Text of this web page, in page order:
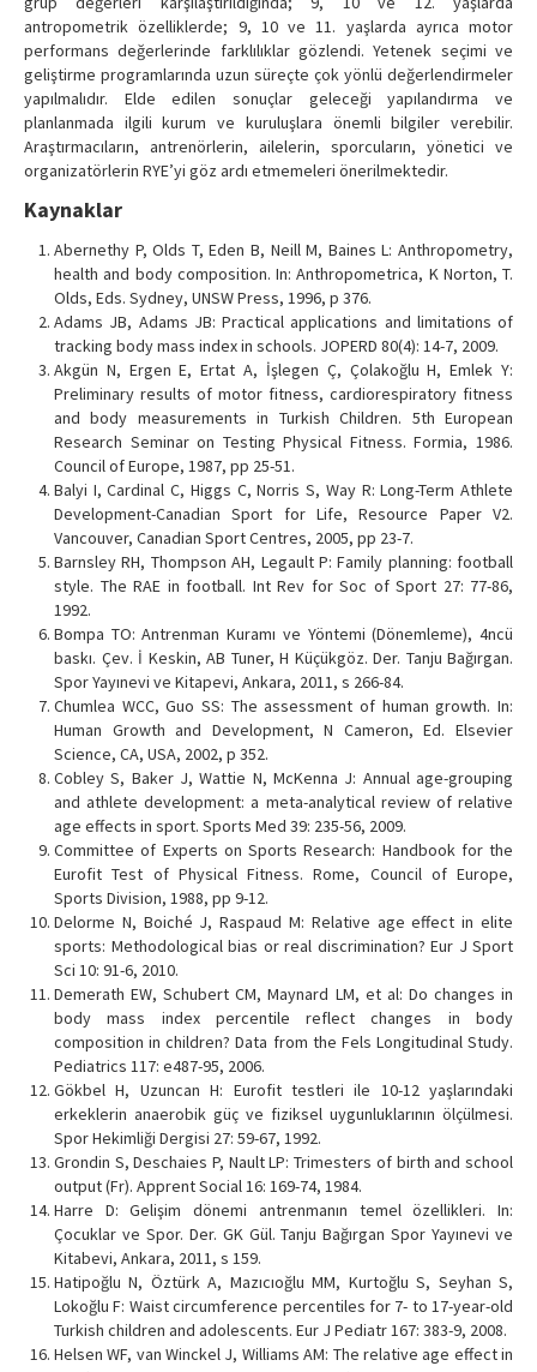
antropometrik özelliklerde; 9, 10 ve 11. yaşlarda ayrıca motor
performans değerlerinde farklılıklar gözlendi. Yetenek seçimi ve
geliştirme programlarında uzun süreçte çok yönlü değerlendirmeler
yapılmalıdır. Elde edilen sonuçlar geleceği yapılandırma ve
planlanmada ilgili kurum ve kuruluşlara önemli bilgiler verebilir.
Araştırmacıların, antrenörlerin, ailelerin, sporcuların, yönetici ve
organizatörlerin RYE’yi göz ardı etmemeleri önerilmektedir.
Kaynaklar
Abernethy P, Olds T, Eden B, Neill M, Baines L: Anthropometry,
health and body composition. In: Anthropometrica, K Norton, T.
Olds, Eds. Sydney, UNSW Press, 1996, p 376.
Adams JB, Adams JB: Practical applications and limitations of
tracking body mass index in schools. JOPERD 80(4): 14-7, 2009.
Akgün N, Ergen E, Ertat A, İşlegen Ç, Çolakoğlu H, Emlek Y:
Preliminary results of motor fitness, cardiorespiratory fitness
and body measurements in Turkish Children. 5th European
Research Seminar on Testing Physical Fitness. Formia, 1986.
Council of Europe, 1987, pp 25-51.
Balyi I, Cardinal C, Higgs C, Norris S, Way R: Long-Term Athlete
Development-Canadian Sport for Life, Resource Paper V2.
Vancouver, Canadian Sport Centres, 2005, pp 23-7.
Barnsley RH, Thompson AH, Legault P: Family planning: football
style. The RAE in football. Int Rev for Soc of Sport 27: 77-86,
1992.
Bompa TO: Antrenman Kuramı ve Yöntemi (Dönemleme), 4ncü
baskı. Çev. İ Keskin, AB Tuner, H Küçükgöz. Der. Tanju Bağırgan.
Spor Yayınevi ve Kitapevi, Ankara, 2011, s 266-84.
Chumlea WCC, Guo SS: The assessment of human growth. In:
Human Growth and Development, N Cameron, Ed. Elsevier
Science, CA, USA, 2002, p 352.
Cobley S, Baker J, Wattie N, McKenna J: Annual age-grouping
and athlete development: a meta-analytical review of relative
age effects in sport. Sports Med 39: 235-56, 2009.
Committee of Experts on Sports Research: Handbook for the
Eurofit Test of Physical Fitness. Rome, Council of Europe,
Sports Division, 1988, pp 9-12.
Delorme N, Boiché J, Raspaud M: Relative age effect in elite
sports: Methodological bias or real discrimination? Eur J Sport
Sci 10: 91-6, 2010.
Demerath EW, Schubert CM, Maynard LM, et al: Do changes in
body mass index percentile reflect changes in body
composition in children? Data from the Fels Longitudinal Study.
Pediatrics 117: e487-95, 2006.
Gökbel H, Uzuncan H: Eurofit testleri ile 10-12 yaşlarındaki
erkeklerin anaerobik güç ve fiziksel uygunluklarının ölçülmesi.
Spor Hekimliği Dergisi 27: 59-67, 1992.
Grondin S, Deschaies P, Nault LP: Trimesters of birth and school
output (Fr). Apprent Social 16: 169-74, 1984.
Harre D: Gelişim dönemi antrenmanın temel özellikleri. In:
Çocuklar ve Spor. Der. GK Gül. Tanju Bağırgan Spor Yayınevi ve
Kitabevi, Ankara, 2011, s 159.
Hatipoğlu N, Öztürk A, Mazıcıoğlu MM, Kurtoğlu S, Seyhan S,
Lokoğlu F: Waist circumference percentiles for 7- to 17-year-old
Turkish children and adolescents. Eur J Pediatr 167: 383-9, 2008.
Helsen WF, van Winckel J, Williams AM: The relative age effect in